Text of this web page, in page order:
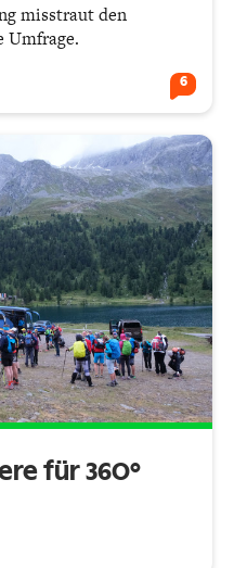
misstraut den
Umfrage.
6
für 360°